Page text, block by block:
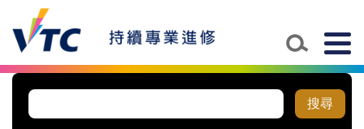
Skip to main content
搜尋